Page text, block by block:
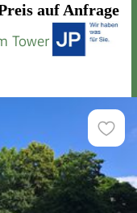
auf Anfrage
Tower